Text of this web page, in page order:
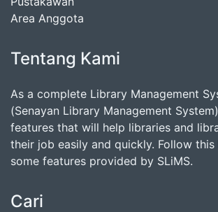
Area Anggota
Tentang Kami
As a complete Library Management
(Senayan Library Management
features that will help libraries and
their job easily and quickly. Follow
some features provided by SLiMS.
Cari